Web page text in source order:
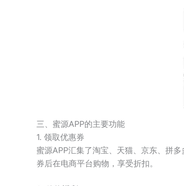
三、蜜源APP的主要功能
1. 领取优惠券
蜜源APP汇集了淘宝、天猫、京东、拼
券后在电商平台购物，享受折扣。